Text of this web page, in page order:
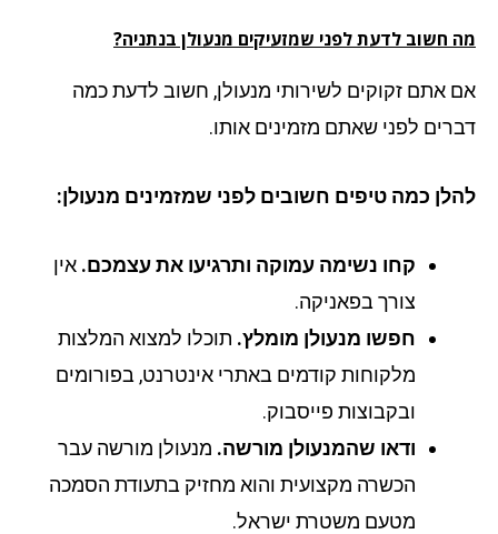
חשוב לדעת לפני שמזעיקים מנעולן בנתניה?
אתם זקוקים לשירותי מנעולן, חשוב לדעת כמה
לפני שאתם מזמינים אותו.
כמה טיפים חשובים לפני שמזמינים מנעולן:
קחו נשימה עמוקה ותרגיעו את עצמכם.אין
צורך בפאניקה.
חפשו מנעולן מומלץ.תוכלו למצוא המלצות
מלקוחות קודמים באתרי אינטרנט, בפורומים
ובקבוצות פייסבוק.
ודאו שהמנעולן מורשה.מנעולן מורשה עבר
הכשרה מקצועית והוא מחזיק בתעודת הסמכה
מטעם משטרת ישראל.